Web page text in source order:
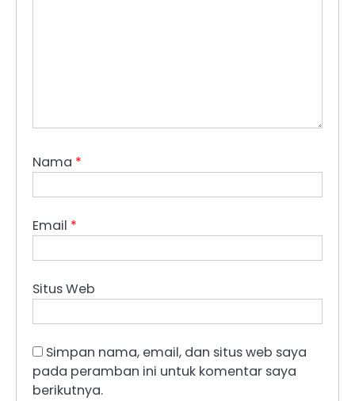
Nama *
Email *
Situs Web
Simpan nama, email, dan situs web saya
pada peramban ini untuk komentar saya
berikutnya.